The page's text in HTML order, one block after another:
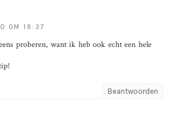
OM 19:37
proberen, want ik heb ook echt een hele
Beantwoorden